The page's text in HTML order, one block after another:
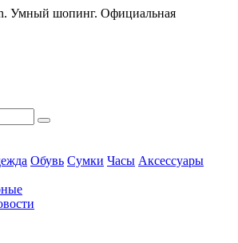
Умный шопинг. Официальная
Обувь Сумки Часы Аксессуары